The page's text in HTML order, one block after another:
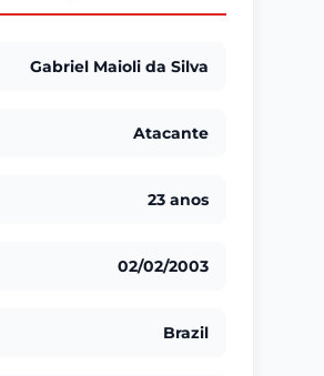
Gabriel Maioli da Silva
Atacante
23 anos
02/02/2003
Brazil